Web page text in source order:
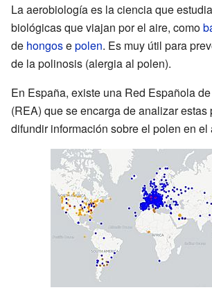
La aerobiología es la ciencia que
biológicas que viajan por el aire, como
de hongosepolen. Es muy útil para
de la polinosis (alergia al polen).
En España, existe una Red Española
(REA) que se encarga de analizar estas
difundir información sobre el polen en el